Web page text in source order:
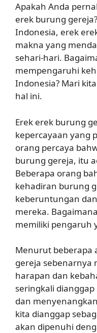
Apakah Anda
erek burung
Indonesia, erek
makna yang
sehari-hari.
mempengaruhi
Indonesia? Mari
hal ini.
Erek erek burung
kepercayaan yang
orang percaya
burung gereja, itu
Beberapa orang
kehadiran burung
keberuntungan
mereka.
memiliki pengaruh
Menurut beberapa
gereja sebenarnya
harapan dan
seringkali
dan
kita dianggap
akan dipenuhi